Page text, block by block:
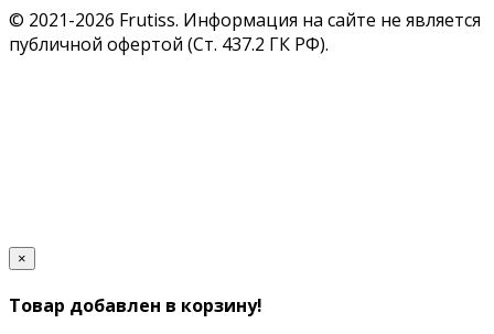
© 2021-2026 Frutiss. Информация на сайте не является
публичной офертой (Ст. 437.2 ГК РФ).
×
Товар добавлен в корзину!